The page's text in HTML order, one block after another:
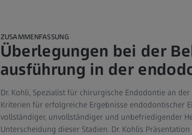
ZUSAMMENFASSUNG
Überlegungen bei der
ausführung in der
Dr. Kohli, Spezialist für chirurgische Endodontie an
Kriterien für erfolgreiche Ergebnisse endodontischer
vollständiger, unvollständiger und unbefriedigender
Unterscheidung dieser Stadien. Dr. Kohlis